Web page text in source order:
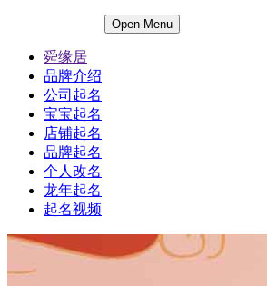
Open Menu
舜缘居
品牌介绍
公司起名
宝宝起名
店铺起名
品牌起名
个人改名
龙年起名
起名视频